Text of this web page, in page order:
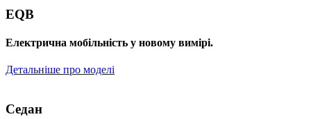
EQB
Електрична мобільність у новому вимірі.
Детальніше про моделі
Седан